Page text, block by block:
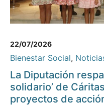
22/07/2026
Bienestar Social,
La Diputación
solidario’ de
proyectos de